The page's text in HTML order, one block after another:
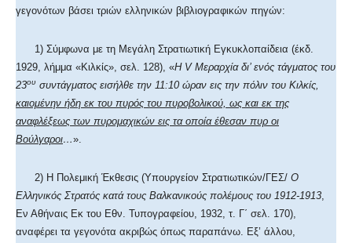
γεγονότων βάσει τριών ελληνικών βιβλιογραφικών πηγών:
1) Σύμφωνα με τη Μεγάλη Στρατιωτική Εγκυκλοπαίδεια (έκδ.
1929, λήμμα «Κιλκίς», σελ. 128), «Η VΜεραρχία δι’ ενός τάγματος του
23ου συντάγματος εισήλθε την 11:10 ώραν εις την πόλιν του Κιλκίς,
καιομένην ήδη εκ του πυρός του πυροβολικού, ως και εκ της
αναφλέξεως των πυρομαχικών εις τα οποία έθεσαν πυρ οι
Βούλγαροι…».
2) Η Πολεμική Έκθεσις (Υπουργείον Στρατιωτικών/ΓΕΣ/ Ο
Ελληνικός Στρατός κατά τους Βαλκανικούς πολέμους του 1912-1913,
Εν Αθήναις Eκ του Εθν. Τυπογραφείου, 1932, τ. Γ΄ σελ. 170),
αναφέρει τα γεγονότα ακριβώς όπως παραπάνω. Εξ’ άλλου,